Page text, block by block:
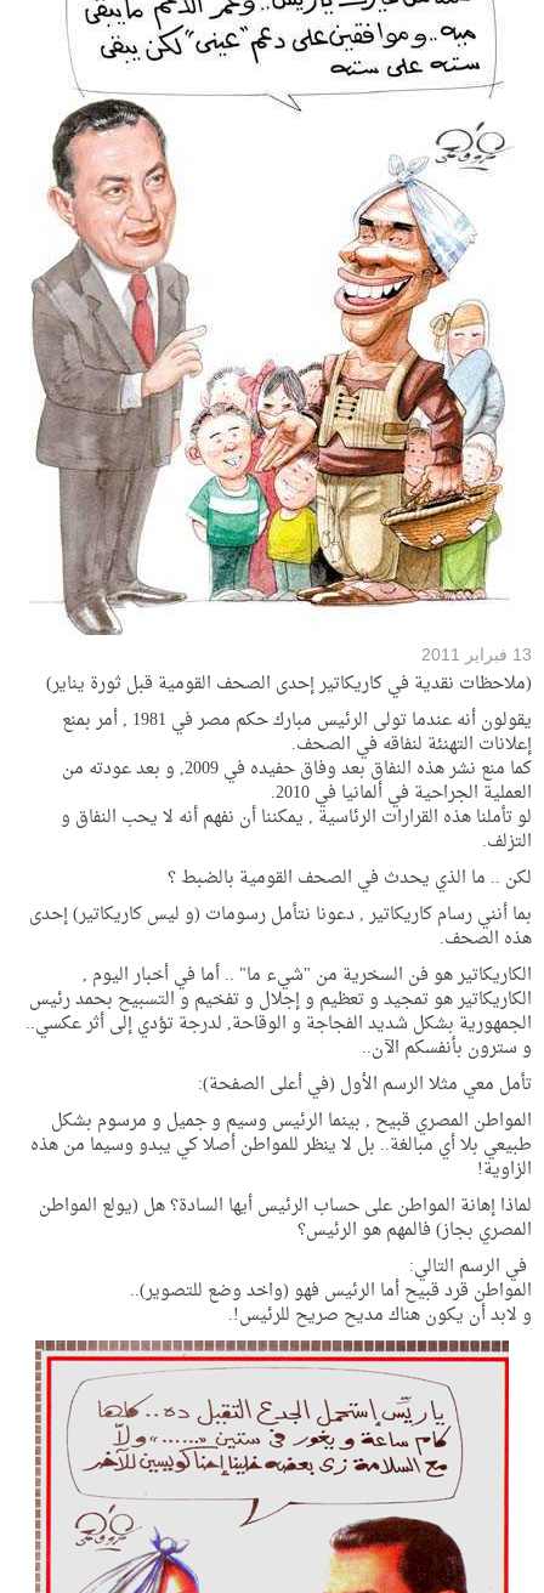
13 فبراير 2011
(ملاحظات نقدية في كاريكاتير إحدى الصحف القومية قبل ثورة يناير)
يقولون أنه عندما تولى الرئيس مبارك حكم مصر في 1981 , أمر بمنع
إعلانات التهنئة لنفاقه في الصحف.
كما منع نشر هذه النفاق بعد وفاق حفيده في 2009, و بعد عودته من
العملية الجراحية في ألمانيا في 2010.
لو تأملنا هذه القرارات الرئاسية , يمكننا أن نفهم أنه لا يحب النفاق و
التزلف.
لكن .. ما الذي يحدث في الصحف القومية بالضبط ؟
بما أنني رسام كاريكاتير , دعونا نتأمل رسومات (و ليس كاريكاتير) إحدى
هذه الصحف.
الكاريكاتير هو فن السخرية من "شيء ما" .. أما في أخبار اليوم ,
الكاريكاتير هو تمجيد و تعظيم و إجلال و تفخيم و التسبيح بحمد رئيس
الجمهورية بشكل شديد الفجاجة و الوقاحة, لدرجة تؤدي إلى أثر عكسي..
و سترون بأنفسكم الآن..
تأمل معي مثلا الرسم الأول (في أعلى الصفحة):
المواطن المصري قبيح , بينما الرئيس وسيم و جميل و مرسوم بشكل
طبيعي بلا أي مبالغة.. بل لا ينظر للمواطن أصلا كي يبدو وسيما من هذه
الزاوية!
لماذا إهانة المواطن على حساب الرئيس أيها السادة؟ هل (يولع المواطن
المصري بجاز) فالمهم هو الرئيس؟
في الرسم التالي:
المواطن قرد قبيح أما الرئيس فهو (واخد وضع للتصوير)..
و لابد أن يكون هناك مديح صريح للرئيس!.